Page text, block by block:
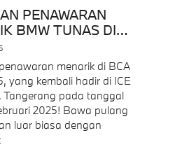
PENAWARAN
BMW TUNAS DI
2025
menarik di BCA
yang kembali hadir di ICE
Tangerang pada tanggal
2025! Bawa pulang
luar biasa dengan